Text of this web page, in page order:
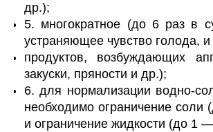
др.);
5. многократное (до 6 раз в
устраняющее чувство голода,
продуктов, возбуждающих
закуски, пряности и др.);
6. для нормализации водно-
необходимо ограничение соли
и ограничение жидкости (до 1